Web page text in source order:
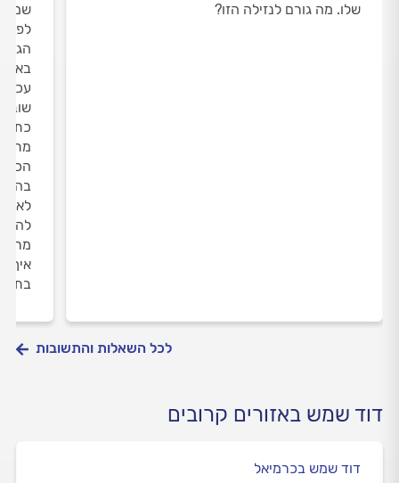
שלו. מה גורם לנזילה הזו?
לפני
שוב
לא
איך
לכל השאלות והתשובות
דוד שמש באזורים קרובים
דוד שמש בכרמיאל